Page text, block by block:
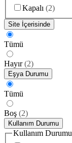
Kapalı (2)
Site İçerisinde
Tümü
Hayır (2)
Eşya Durumu
Tümü
Boş (2)
Kullanım Durumu
Kullanım Durumu